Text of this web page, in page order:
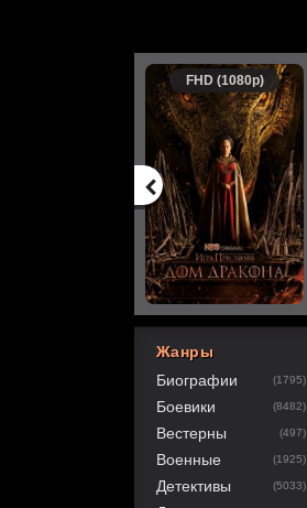
FHD (1080p)
Жанры
Биографии
(1795)
Боевики (8482)
Вестерны (497)
Военные (1925)
Детективы (5033)